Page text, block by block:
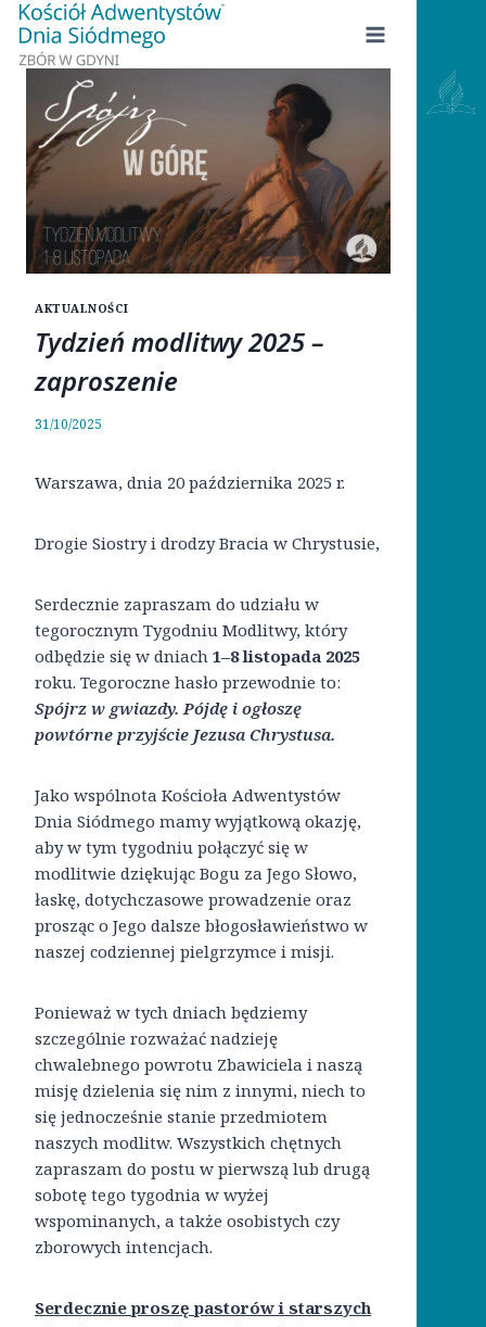
Przejdź
treści
AKTUALNOŚCI
Tydzień modlitwy 2025 –
zaproszenie
31/10/2025
Warszawa, dnia 20 października 2025 r.
Drogie Siostry i drodzy Bracia w Chrystusie,
Serdecznie zapraszam do udziału w
tegorocznym Tygodniu Modlitwy, który
odbędzie się w dniach 1–8 listopada 2025
roku. Tegoroczne hasło przewodnie to:
Spójrz w gwiazdy. Pójdę i ogłoszę
powtórne przyjście Jezusa Chrystusa.
Jako wspólnota Kościoła Adwentystów
Dnia Siódmego mamy wyjątkową okazję,
aby w tym tygodniu połączyć się w
modlitwie dziękując Bogu za Jego Słowo,
łaskę, dotychczasowe prowadzenie oraz
prosząc o Jego dalsze błogosławieństwo w
naszej codziennej pielgrzymce i misji.
Ponieważ w tych dniach będziemy
szczególnie rozważać nadzieję
chwalebnego powrotu Zbawiciela i naszą
misję dzielenia się nim z innymi, niech to
się jednocześnie stanie przedmiotem
naszych modlitw. Wszystkich chętnych
zapraszam do postu w pierwszą lub drugą
sobotę tego tygodnia w wyżej
wspominanych, a także osobistych czy
zborowych intencjach.
Serdecznie proszę pastorów i starszych